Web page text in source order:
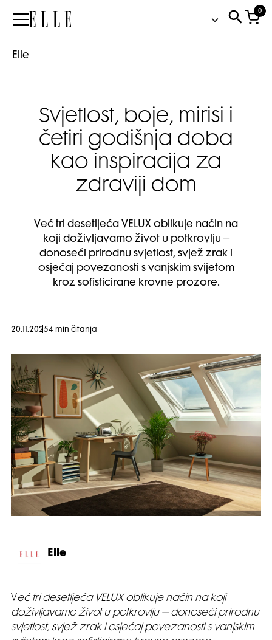
Elle
0
Elle
Svjetlost, boje, mirisi i
četiri godišnja doba
kao inspiracija za
zdraviji dom
Već tri desetljeća VELUX oblikuje način na
koji doživljavamo život u potkrovlju –
donoseći prirodnu svjetlost, svjež zrak i
osjećaj povezanosti s vanjskim svijetom
kroz sofisticirane krovne prozore.
20.11.20254 min čitanja
Elle
Već tri desetljeća VELUX oblikuje način na koji
doživljavamo život u potkrovlju – donoseći prirodnu
svjetlost, svjež zrak i osjećaj povezanosti s vanjskim